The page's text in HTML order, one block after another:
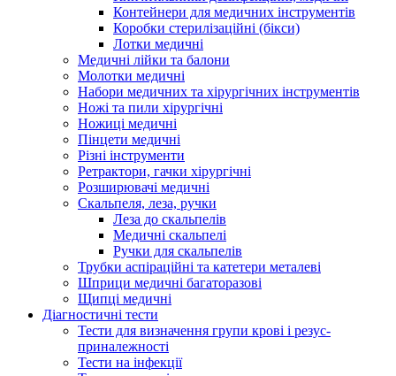
Контейнери для медичних інструментів
Коробки стерилізаційні (бікси)
Лотки медичні
Медичні лійки та балони
Молотки медичні
Набори медичних та хірургічних інструментів
Ножі та пили хірургічні
Ножиці медичні
Пінцети медичні
Різні інструменти
Ретрактори, гачки хірургічні
Розширювачі медичні
Скальпеля, леза, ручки
Леза до скальпелів
Медичні скальпелі
Ручки для скальпелів
Трубки аспіраційні та катетери металеві
Шприци медичні багаторазові
Щипці медичні
Діагностичні тести
Тести для визначення групи крові і резус-
приналежності
Тести на інфекції